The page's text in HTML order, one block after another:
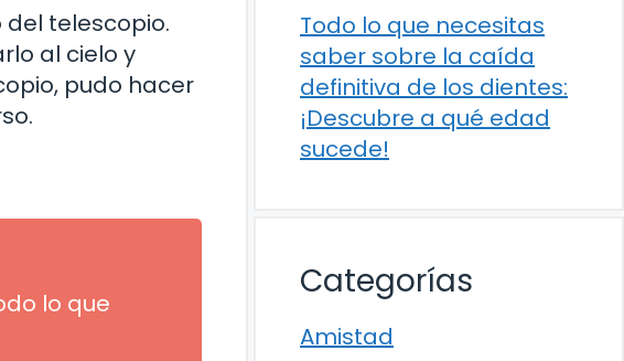
telescopio.
al cielo y
pudo hacer
lo que
Todo lo que necesitas
saber sobre la caída
definitiva de los dientes:
¡Descubre a qué edad
sucede!
Categorías
Amistad